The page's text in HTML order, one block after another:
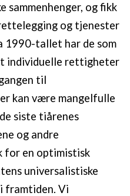
sammenhenger, og fikk
og tjenester
1990-tallet har de som
individuelle rettigheter
til
kan være mangelfulle
siste tiårenes
og andre
for en optimistisk
universalistiske
framtiden. Vi